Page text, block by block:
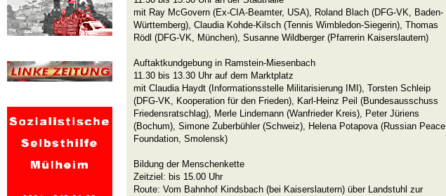
mit Ray McGovern (Ex-CIA-Beamter, USA), Roland Blach (DFG-VK, Baden-
Württemberg), Claudia Kohde-Kilsch (Tennis Wimbledon-Siegerin), Thomas
Rödl (DFG-VK, München), Susanne Wildberger (Pfarrerin Kaiserslautern)
Auftaktkundgebung in Ramstein-Miesenbach
11.30 bis 13.30 Uhr auf dem Marktplatz
mit Claudia Haydt (Informationsstelle Militarisierung IMI), Torsten Schleip
(DFG-VK, Kooperation für den Frieden), Karl-Heinz Peil (Bundesausschuss
Friedensratschlag), Merle Lindemann (Wanfrieder Kreis), Peter Jüriens
(Bochum), Simone Zuberbühler (Schweiz), Helena Potapova (Russian Peace
Foundation, Smolensk)
Bildung der Menschenkette
Zeitziel: bis 15.00 Uhr
Route: Vom Bahnhof Kindsbach (bei Kaiserslautern) über Landstuhl zur